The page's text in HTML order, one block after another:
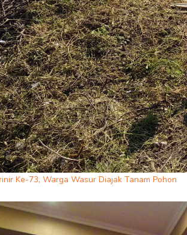
Ke-73, Warga Wasur Diajak Tanam Pohon